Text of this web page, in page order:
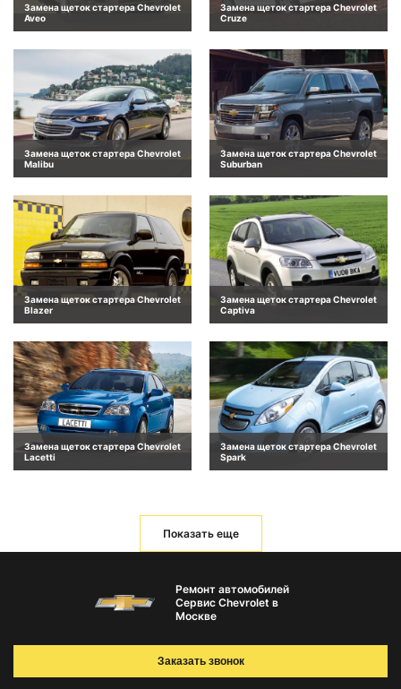
Замена щеток стартера Chevrolet
Aveo
Замена щеток стартера Chevrolet
Cruze
Замена щеток стартера Chevrolet
Malibu
Замена щеток стартера Chevrolet
Suburban
Замена щеток стартера Chevrolet
Blazer
Замена щеток стартера Chevrolet
Captiva
Замена щеток стартера Chevrolet
Lacetti
Замена щеток стартера Chevrolet
Spark
Показать еще
Ремонт автомобилей
Сервис Chevrolet в
Москве
Заказать звонок